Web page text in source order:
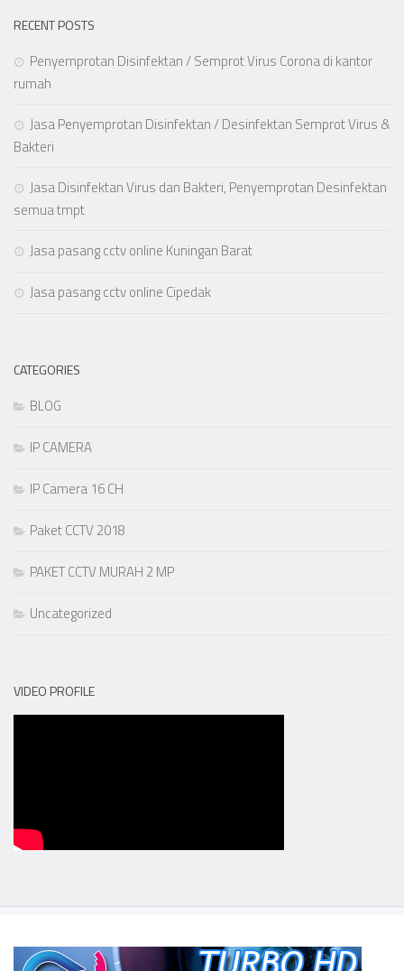
RECENT POSTS
Penyemprotan Disinfektan / Semprot Virus Corona di kantor
rumah
Jasa Penyemprotan Disinfektan / Desinfektan Semprot Virus &
Bakteri
Jasa Disinfektan Virus dan Bakteri, Penyemprotan Desinfektan
semua tmpt
Jasa pasang cctv online Kuningan Barat
Jasa pasang cctv online Cipedak
CATEGORIES
BLOG
IP CAMERA
IP Camera 16 CH
Paket CCTV 2018
PAKET CCTV MURAH 2 MP
Uncategorized
VIDEO PROFILE